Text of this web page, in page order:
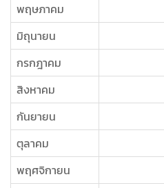
พฤษภาคม
มิถุนายน
กรกฎาคม
สิงหาคม
กันยายน
ตุลาคม
พฤศจิกายน